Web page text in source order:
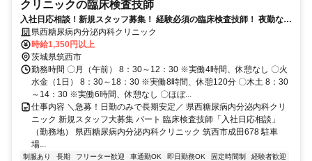
クリニックの臨床検査技師
入社日応相談！新規スタッフ募集！ 経験必須の臨床検査技師！ 夜勤なし
／日勤のみで無理なく働けます！
県西糖尿病内分泌内科クリニック
時給1,350円以上
茨城県筑西市
勤務時間 〇月（午前） 8：30～12：30 ※実働4時間、休憩なし 〇火
水金（1日） 8：30～18：30 ※実働8時間、休憩120分 〇木土 8：30
～14：30 ※実働6時間、休憩なし 〇ほぼ...
仕事内容 ＼急募！日勤のみで長期安定／ 県西糖尿病内分泌内科クリ
ニック 新規スタッフ大募集 パート 臨床検査技師「入社日応相談」
（勤務地） 県西糖尿病内分泌内科クリニック 筑西市成田678 駐車
場...
制服あり 長期 フリーター歓迎 車通勤OK 即日勤務OK 固定時間制
経験者歓迎